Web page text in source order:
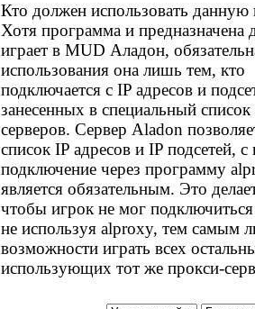
Кто должен использовать
Хотя программа и предназначена
играет в MUD Аладон,
использования она лишь тем, кто
подключается с IP адресов и
занесенных в специальный
серверов. Сервер Aladon
список IP адресов и IP подсетей,
подключение через программу
является обязательным. Это
чтобы игрок не мог
не используя alproxy, тем самым
возможности играть всех
использующих тот же прокси-